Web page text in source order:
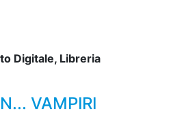
Digitale, Libreria
VAMPIRI